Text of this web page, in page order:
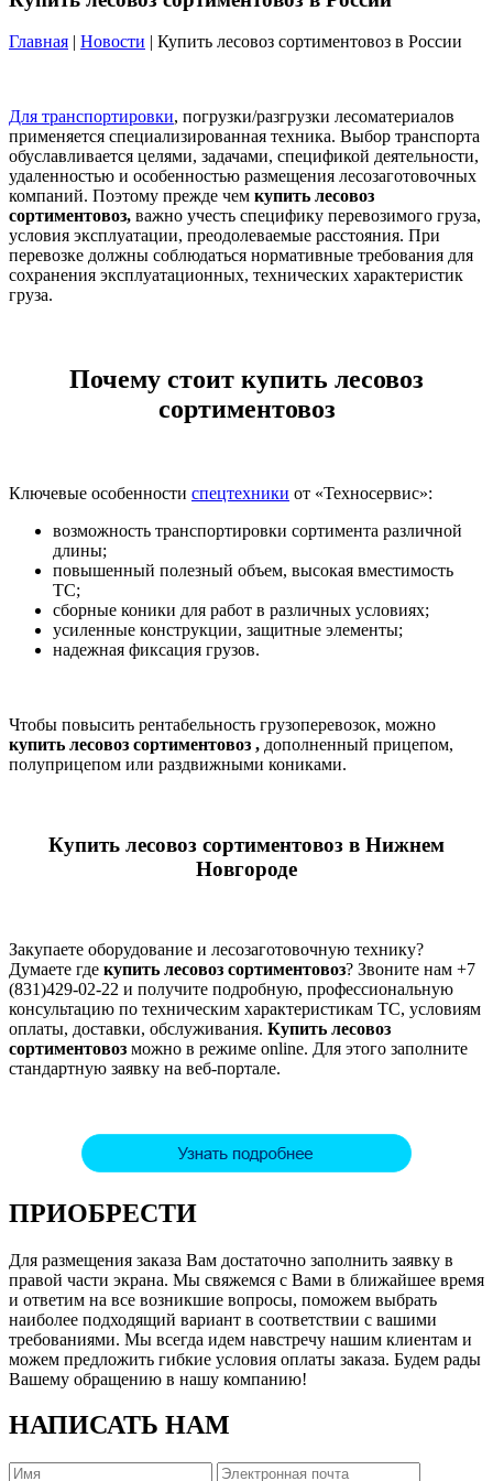
Главная | Новости | Купить лесовоз сортиментовоз в России
Для транспортировки, погрузки/разгрузки лесоматериалов
применяется специализированная техника. Выбор транспорта
обуславливается целями, задачами, спецификой деятельности,
удаленностью и особенностью размещения лесозаготовочных
компаний. Поэтому прежде чем купить лесовоз
сортиментовоз, важно учесть специфику перевозимого груза,
условия эксплуатации, преодолеваемые расстояния. При
перевозке должны соблюдаться нормативные требования для
сохранения эксплуатационных, технических характеристик
груза.
Почему стоит купить лесовоз
сортиментовоз
Ключевые особенности спецтехники от «Техносервис»:
возможность транспортировки сортимента различной
длины;
повышенный полезный объем, высокая вместимость
ТС;
сборные коники для работ в различных условиях;
усиленные конструкции, защитные элементы;
надежная фиксация грузов.
Чтобы повысить рентабельность грузоперевозок, можно
купить лесовоз сортиментовоз , дополненный прицепом,
полуприцепом или раздвижными кониками.
Купить лесовоз сортиментовоз в Нижнем
Новгороде
Закупаете оборудование и лесозаготовочную технику?
Думаете где купить лесовоз сортиментовоз? Звоните нам +7
(831)429-02-22 и получите подробную, профессиональную
консультацию по техническим характеристикам ТС, условиям
оплаты, доставки, обслуживания. Купить лесовоз
сортиментовоз можно в режиме online. Для этого заполните
стандартную заявку на веб-портале.
ПРИОБРЕСТИ
Для размещения заказа Вам достаточно заполнить заявку в
правой части экрана. Мы свяжемся с Вами в ближайшее время
и ответим на все возникшие вопросы, поможем выбрать
наиболее подходящий вариант в соответствии с вашими
требованиями. Мы всегда идем навстречу нашим клиентам и
можем предложить гибкие условия оплаты заказа. Будем рады
Вашему обращению в нашу компанию!
НАПИСАТЬ НАМ